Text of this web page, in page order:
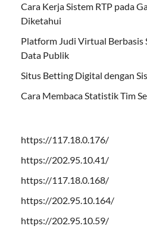
Cara Kerja Sistem RTP pada
Diketahui
Platform Judi Virtual Berbasis
Data Publik
Situs Betting Digital dengan
Cara Membaca Statistik Tim
https://117.18.0.176/
https://202.95.10.41/
https://117.18.0.168/
https://202.95.10.164/
https://202.95.10.59/